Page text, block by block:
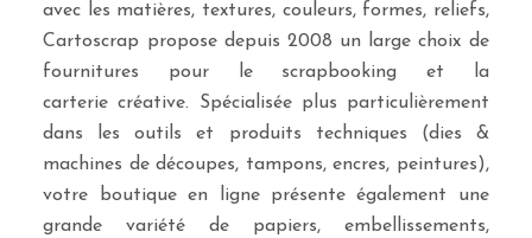
avec les matières, textures, couleurs, formes, reliefs,
Cartoscrap propose depuis 2008 un large choix de
fournitures pour le scrapbooking et la
carterie créative. Spécialisée plus particulièrement
dans les outils et produits techniques (dies &
machines de découpes, tampons, encres, peintures),
votre boutique en ligne présente également une
grande variété de papiers, embellissements,